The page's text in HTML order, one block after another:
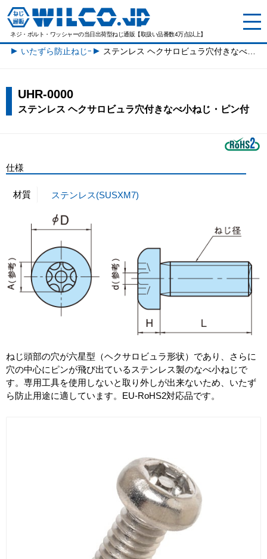
ネジ・ボルト・ワッシャーの当日出荷型ねじ通販【取扱い品番数4万点以上】
いたずら防止ねじ一覧
UHR-0000
ステンレス ヘクサロビュラ穴付きなべ小ねじ・ピン付
仕様
材質 ステンレス(SUSXM7)
ねじ頭部の穴が六星型（ヘクサロビュラ形状）であり、さらに
穴の中心にピンが飛び出ているステンレス製のなべ小ねじで
す。専用工具を使用しないと取り外しが出来ないため、いたず
ら防止用途に適しています。EU-RoHS2対応品です。